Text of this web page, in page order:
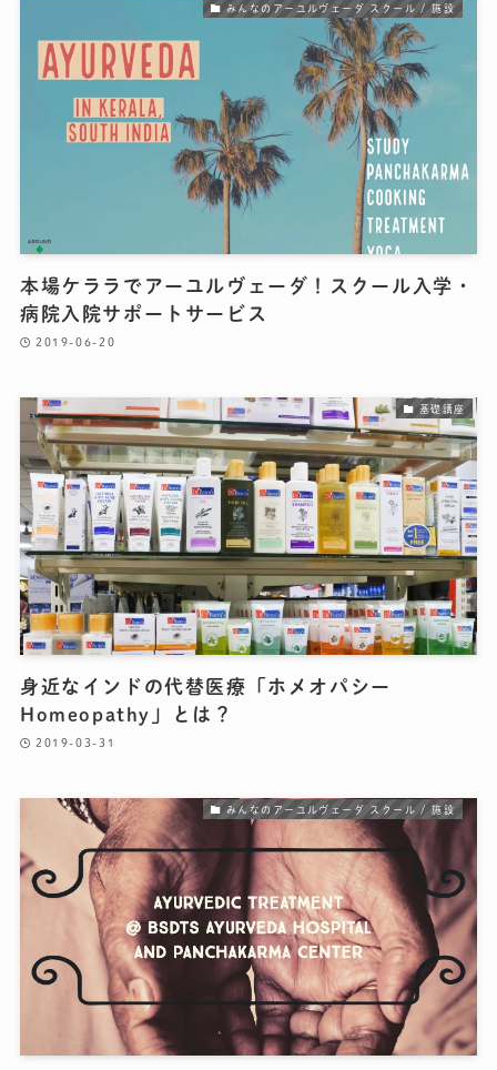
みんなのアーユルヴェーダ スクール / 施設
本場ケララでアーユルヴェーダ！スクール入学・
病院入院サポートサービス
2019-06-20
基礎講座
身近なインドの代替医療「ホメオパシー
Homeopathy」とは？
2019-03-31
みんなのアーユルヴェーダ スクール / 施設